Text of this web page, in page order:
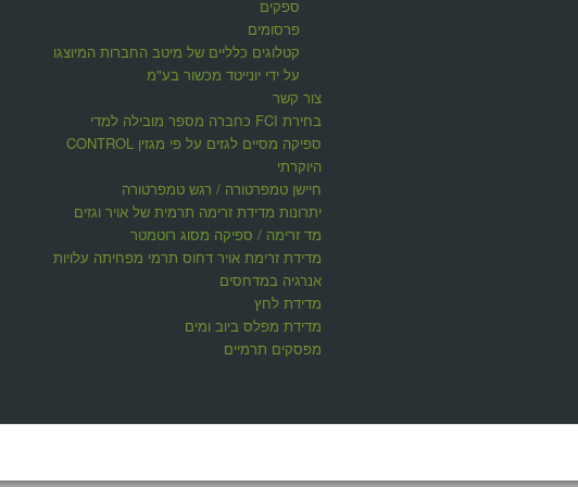
ספקים
פרסומים
קטלוגים כלליים של מיטב החברות המיוצגות
על ידי יונייטד מכשור בע"מ
צור קשר
בחירת FCI כחברה מספר מובילה למדי
ספיקה מסיים לגזים על פי מגזין CONTROL
היוקרתי
חיישן טמפרטורה / רגש טמפרטורה
יתרונות מדידת זרימה תרמית של אויר וגזים
מד זרימה / ספיקה מסוג רוטמטר
מדידת זרימת אויר דחוס תרמי מפחיתה עלויות
אנרגיה במדחסים
מדידת לחץ
מדידת מפלס ביוב ומים
מפסקים תרמיים